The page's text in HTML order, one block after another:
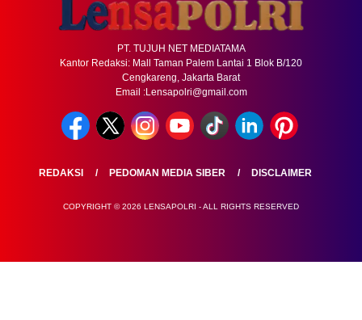
PT. TUJUH NET MEDIATAMA
Kantor Redaksi: Mall Taman Palem Lantai 1 Blok B/120
Cengkareng, Jakarta Barat
Email :Lensapolri@gmail.com
REDAKSI PEDOMAN MEDIA SIBER DISCLAIMER
COPYRIGHT © 2026 LENSAPOLRI - ALL RIGHTS RESERVED